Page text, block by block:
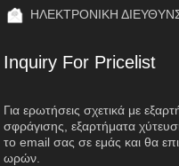
ΗΛΕΚΤΡΟΝΙΚΗ
Inquiry For Pricelist
Για ερωτήσεις σχετικά με
σφράγισης, εξαρτήματα
το email σας σε εμάς και θα
ωρών.